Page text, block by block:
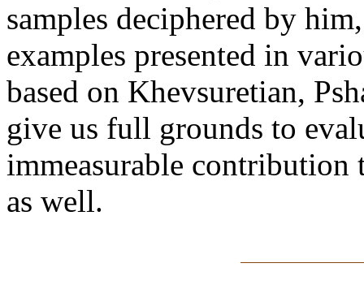
samples deciphered by
examples presented in
based on Khevsuretian,
give us full grounds to
immeasurable
as well.